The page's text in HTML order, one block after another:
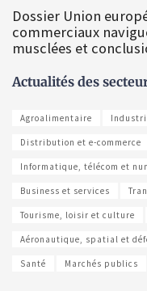
Dossier Union
commerciaux
musclées et
Actualités des
Agroalimentaire
Distribution et e-commerce
Informatique, télécom et
Business et services
Tourisme, loisir et culture
Aéronautique, spatial et
Santé Marchés publics